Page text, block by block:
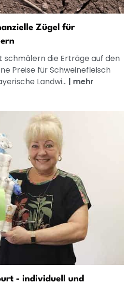
Zügel für
schmälern die Erträge auf den
Preise für Schweinefleisch
Landwi... | mehr
- individuell und